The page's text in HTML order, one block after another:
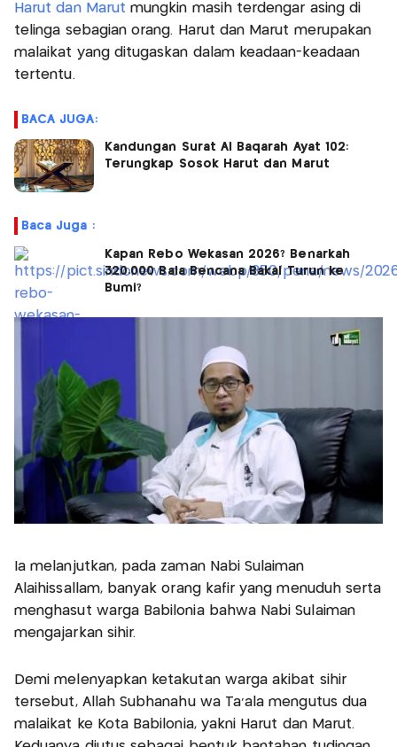
Harut dan Marut mungkin masih terdengar asing di
telinga sebagian orang. Harut dan Marut merupakan
malaikat yang ditugaskan dalam keadaan-keadaan
tertentu.
BACA JUGA:
Kandungan Surat Al Baqarah Ayat 102:
Terungkap Sosok Harut dan Marut
Baca Juga :
Kapan Rebo Wekasan 2026? Benarkah
320.000 Bala Bencana Bakal Turun ke
Bumi?
Ia melanjutkan, pada zaman Nabi Sulaiman
Alaihissallam, banyak orang kafir yang menuduh serta
menghasut warga Babilonia bahwa Nabi Sulaiman
mengajarkan sihir.
Demi melenyapkan ketakutan warga akibat sihir
tersebut, Allah Subhanahu wa Ta'ala mengutus dua
malaikat ke Kota Babilonia, yakni Harut dan Marut.